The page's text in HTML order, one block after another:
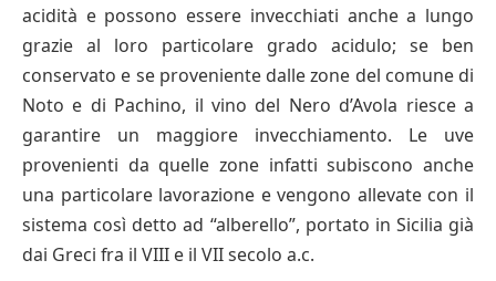
acidità e possono essere invecchiati anche a lungo
grazie al loro particolare grado acidulo; se ben
conservato e se proveniente dalle zone del comune di
Noto e di Pachino, il vino del Nero d’Avola riesce a
garantire un maggiore invecchiamento. Le uve
provenienti da quelle zone infatti subiscono anche
una particolare lavorazione e vengono allevate con il
sistema così detto ad “alberello”, portato in Sicilia già
dai Greci fra il VIII e il VII secolo a.c.